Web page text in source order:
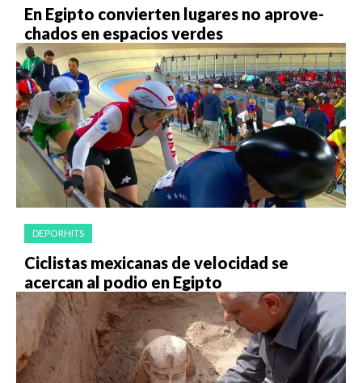
En Egip­to con­vier­ten lu­ga­res no apro­ve­
cha­dos en es­pa­cios ver­des
DEPORHITS
Ciclistas mexicanas de velocidad se
acercan al podio en Egipto